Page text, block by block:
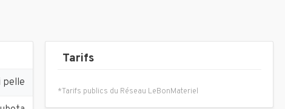
pelle
Tarifs
*Tarifs publics du Réseau LeBonMateriel